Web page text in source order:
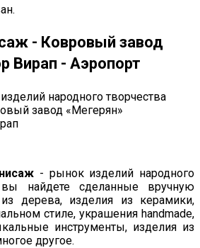
- Ковровый завод
Вирап - Аэропорт
- рынок изделий народного
вы найдете сделанные вручную
дерева, изделия из керамики,
стиле, украшения handmade,
инструменты, изделия из
другое.